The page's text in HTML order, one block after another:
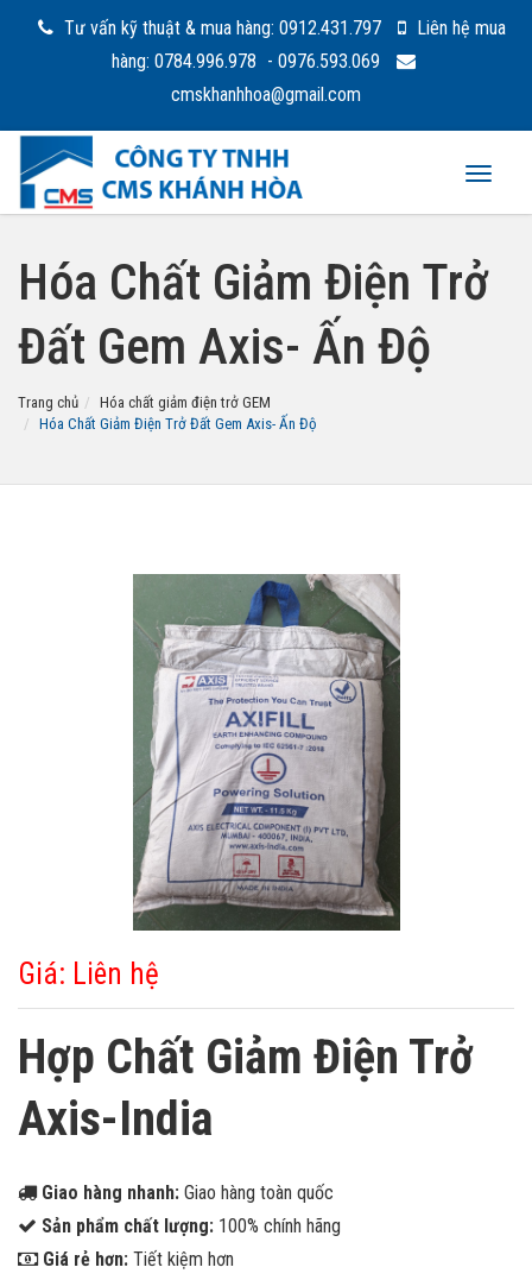
Tư vấn kỹ thuật & mua hàng: 0912.431.797
Liên hệ mua
hàng: 0784.996.978 - 0976.593.069
cmskhanhhoa@gmail.com
Toggle
Hóa Chất Giảm Điện Trở
Đất Gem Axis- Ấn Độ
Trang chủ
Hóa chất giảm điện trở GEM
Hóa Chất Giảm Điện Trở Đất Gem Axis- Ấn Độ
Giá: Liên hệ
Hợp Chất Giảm Điện Trở
Axis-India
Giao hàng nhanh: Giao hàng toàn quốc
Sản phẩm chất lượng: 100% chính hãng
Giá rẻ hơn: Tiết kiệm hơn